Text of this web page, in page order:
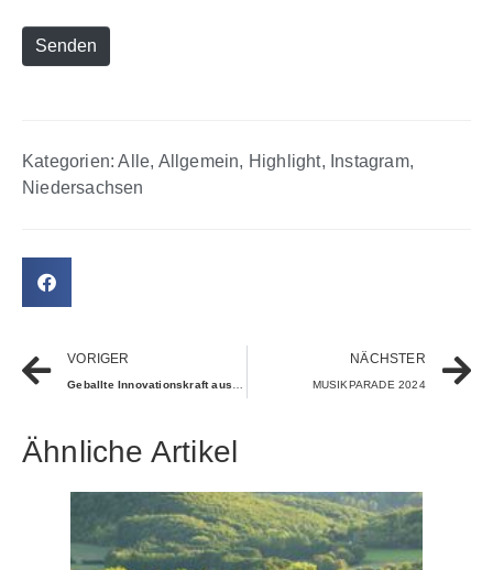
Senden
Kategorien: Alle, Allgemein, Highlight, Instagram,
Niedersachsen
VORIGER
Geballte Innovationskraft aus OWL
NÄCHSTER
MUSIKPARADE 2024
Ähnliche Artikel